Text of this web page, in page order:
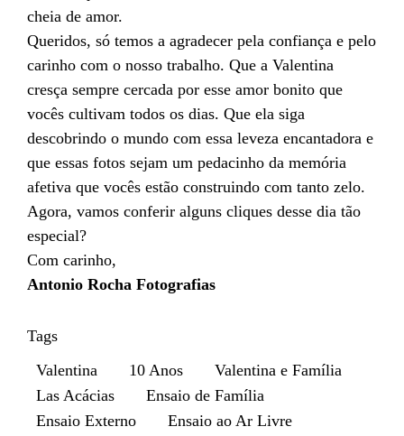
cheia de amor.
Queridos, só temos a agradecer pela confiança e pelo
carinho com o nosso trabalho. Que a Valentina
cresça sempre cercada por esse amor bonito que
vocês cultivam todos os dias. Que ela siga
descobrindo o mundo com essa leveza encantadora e
que essas fotos sejam um pedacinho da memória
afetiva que vocês estão construindo com tanto zelo.
Agora, vamos conferir alguns cliques desse dia tão
especial?
Com carinho,
Antonio Rocha Fotografias
Tags
Valentina
10 Anos
Valentina e Família
Las Acácias
Ensaio de Família
Ensaio Externo
Ensaio ao Ar Livre